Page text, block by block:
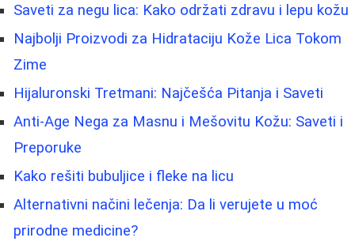
Saveti za negu lica: Kako održati zdravu i lepu kožu
Najbolji Proizvodi za Hidrataciju Kože Lica Tokom
Zime
Hijaluronski Tretmani: Najčešća Pitanja i Saveti
Anti-Age Nega za Masnu i Mešovitu Kožu: Saveti i
Preporuke
Kako rešiti bubuljice i fleke na licu
Alternativni načini lečenja: Da li verujete u moć
prirodne medicine?